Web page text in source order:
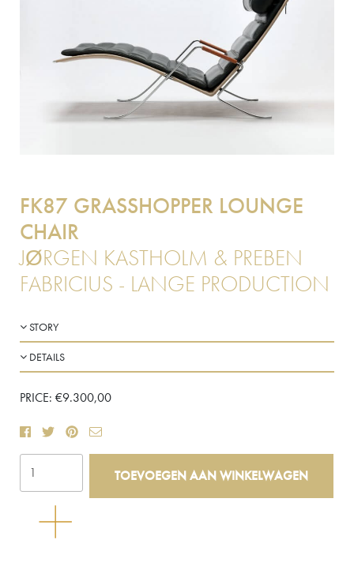
FK87 GRASSHOPPER LOUNGE
CHAIR
JØRGEN KASTHOLM & PREBEN
FABRICIUS - LANGE PRODUCTION
STORY
DETAILS
PRICE: €9.300,00
Grasshopper
Chair
TOEVOEGEN AAN WINKELWAGEN